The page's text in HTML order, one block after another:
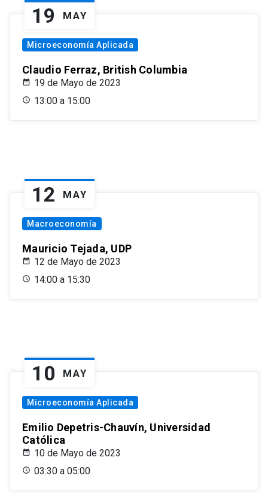
19 MAY
Microeconomía Aplicada
Claudio Ferraz, British Columbia
19 de Mayo de 2023
13:00 a 15:00
12 MAY
Macroeconomía
Mauricio Tejada, UDP
12 de Mayo de 2023
14:00 a 15:30
10 MAY
Microeconomía Aplicada
Emilio Depetris-Chauvín, Universidad
Católica
10 de Mayo de 2023
03:30 a 05:00